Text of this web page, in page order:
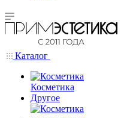
Каталог
Косметика
Другое